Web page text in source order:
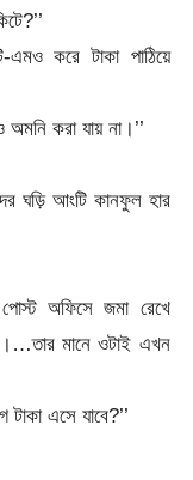
এমও করে টাকা পাঠিয়ে
করা যায় না।’’
ঘড়ি আংটি কানফুল হার
পোস্ট অফিসে জমা রেখে
মানে ওটাই এখন
এসে যাবে?’’